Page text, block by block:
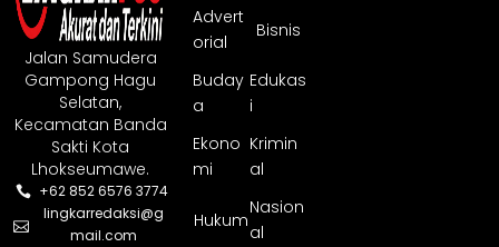
Jalan Samudera
Gampong Hagu
Selatan,
Kecamatan Banda
Sakti Kota
Lhokseumawe.
+62 852 6576 3774
lingkarredaksi@g
mail.com
Advert
orial
Bisnis
Buday
a
Edukas
i
Ekono
mi
Krimin
al
Hukum
Nasion
al